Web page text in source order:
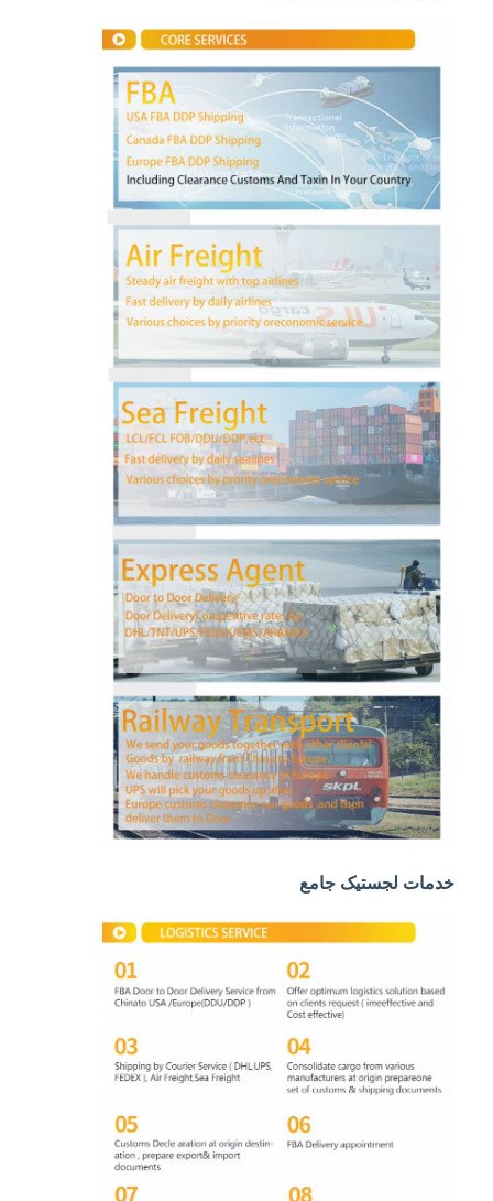
محصولات
دربارهی ما
کنترل کیفیت
تماس با ما
حالا حرف بزن
حمل و نقل بین المللی
حمل و نقل حمل و نقل هوایی
حمل و نقل دریایی
حمل و نقل DDP از چین
حمل و نقل اکسپرس
حمل و نقل ریلی
ارسال به آمازون
باربری کامیون
خدمات لجستیک جامع